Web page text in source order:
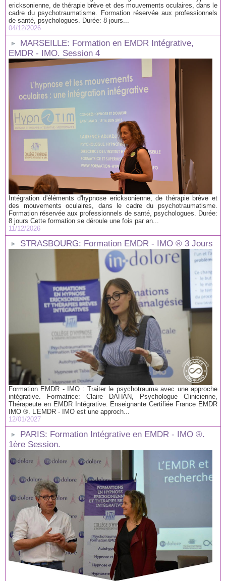
ericksonienne, de thérapie brève et des mouvements oculaires, dans le
cadre du psychotraumatisme. Formation réservée aux professionnels
de santé, psychologues. Durée: 8 jours...
04/12/2026
MARSEILLE: Formation en EMDR Intégrative,
EMDR - IMO. Session 4
Intégration d'éléments d'hypnose ericksonienne, de thérapie brève et
des mouvements oculaires, dans le cadre du psychotraumatisme.
Formation réservée aux professionnels de santé, psychologues. Durée:
8 jours Cette formation se déroule une fois par an...
11/12/2026
STRASBOURG: Formation EMDR - IMO ® 3 Jours
Formation EMDR - IMO : Traiter le psychotrauma avec une approche
intégrative. Formatrice: Claire DAHAN, Psychologue Clinicienne,
Thérapeute en EMDR Intégrative. Enseignante Certifiée France EMDR
IMO ®. L’EMDR - IMO est une approch...
12/01/2027
PARIS: Formation Intégrative en EMDR - IMO ®.
1ère Session.